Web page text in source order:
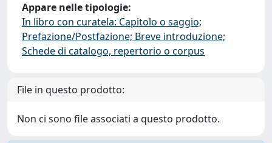
Appare nelle tipologie:
In libro con curatela: Capitolo o saggio;
Prefazione/Postfazione; Breve introduzione;
Schede di catalogo, repertorio o corpus
File in questo prodotto:
Non ci sono file associati a questo prodotto.